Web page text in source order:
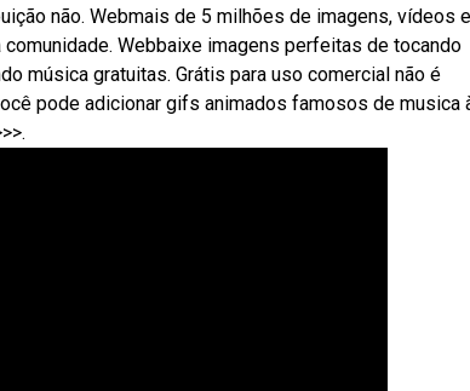
não. Webmais de 5 milhões de imagens, vídeos e
Webbaixe imagens perfeitas de tocando
música gratuitas. Grátis para uso comercial não é
pode adicionar gifs animados famosos de musica